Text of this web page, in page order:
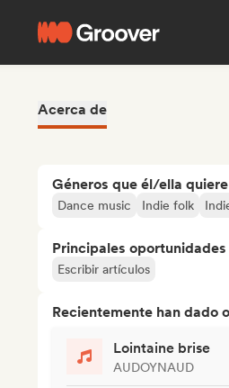
Acerca de
Géneros que él/ella quiere
Dance music Indie folk
Principales oportunidades
Escribir artículos
Recientemente han dado
Lointaine brise
AUDOYNAUD